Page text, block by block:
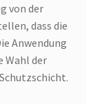
von der
dass die
Anwendung
Wahl der